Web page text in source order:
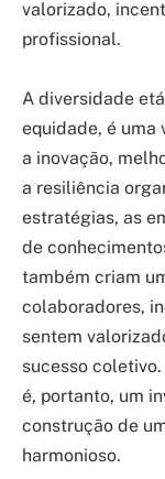
valorizado,
profissional.
A diversidade
equidade, é uma
a inovação,
a resiliência
estratégias, as
de
também criam
colaboradores,
sentem
sucesso
é, portanto, um
construção de
harmonioso.